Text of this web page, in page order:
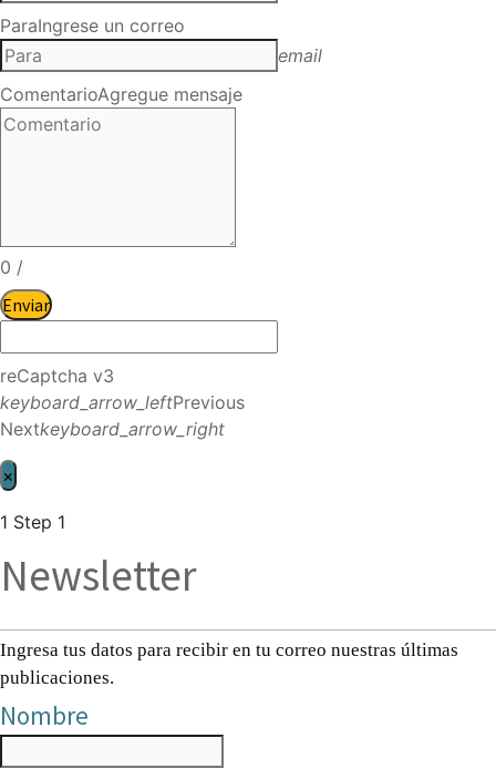
ParaIngrese un correo
email
ComentarioAgregue mensaje
0 /
Enviar
reCaptcha v3
keyboard_arrow_leftPrevious
Nextkeyboard_arrow_right
×
1 Step 1
Newsletter
Ingresa tus datos para recibir en tu correo nuestras últimas
publicaciones.
Nombre